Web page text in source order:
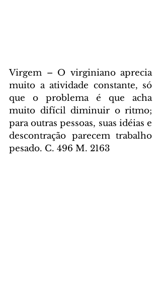
Virgem – O virginiano aprecia
muito a atividade constante, só
que o problema é que acha
muito difícil diminuir o ritmo;
para outras pessoas, suas idéias e
descontração parecem trabalho
pesado. C. 496 M. 2163